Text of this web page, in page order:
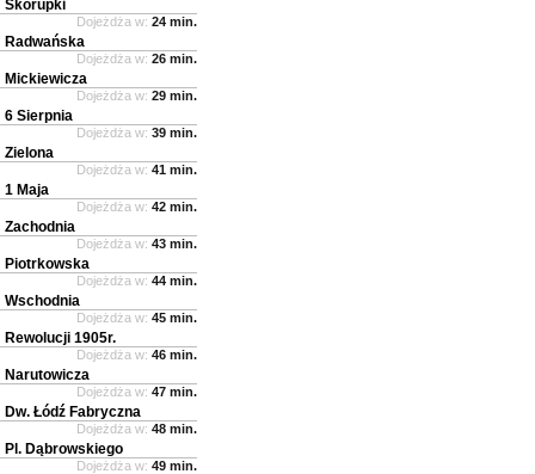
Skorupki
Dojeżdża w: 24 min.
Radwańska
Dojeżdża w: 26 min.
Mickiewicza
Dojeżdża w: 29 min.
6 Sierpnia
Dojeżdża w: 39 min.
Zielona
Dojeżdża w: 41 min.
1 Maja
Dojeżdża w: 42 min.
Zachodnia
Dojeżdża w: 43 min.
Piotrkowska
Dojeżdża w: 44 min.
Wschodnia
Dojeżdża w: 45 min.
Rewolucji 1905r.
Dojeżdża w: 46 min.
Narutowicza
Dojeżdża w: 47 min.
Dw. Łódź Fabryczna
Dojeżdża w: 48 min.
Pl. Dąbrowskiego
Dojeżdża w: 49 min.